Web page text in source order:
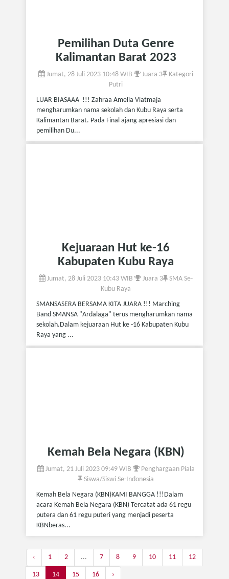
Pemilihan Duta Genre
Kalimantan Barat 2023
Jumat, 28 Juli 2023 10:48 WIB Juara 3
Kategori
Putri
LUAR BIASAAA !!! Zahraa Amelia Viatmaja
mengharumkan nama sekolah dan Kubu Raya serta
Kalimantan Barat. Pada Final ajang apresiasi dan
pemilihan Du...
Kejuaraan Hut ke-16
Kabupaten Kubu Raya
Jumat, 28 Juli 2023 10:43 WIB Juara 3
SMA Se-
Kubu Raya
SMANSASERA BERSAMA KITA JUARA !!! Marching
Band SMANSA "Ardalaga" terus mengharumkan nama
sekolah.Dalam kejuaraan Hut ke -16 Kabupaten Kubu
Raya yang ...
Kemah Bela Negara (KBN)
Jumat, 21 Juli 2023 09:49 WIB
Penghargaan Piala
Siswa/Siswi Se-Indonesia
Kemah Bela Negara (KBN)KAMI BANGGA !!!Dalam
acara Kemah Bela Negara (KBN) Tercatat ada 61 regu
putera dan 61 regu puteri yang menjadi peserta
KBNberas...
‹ 1 2 ... 7 8 9 10 11 12
13 14 15 16 ›